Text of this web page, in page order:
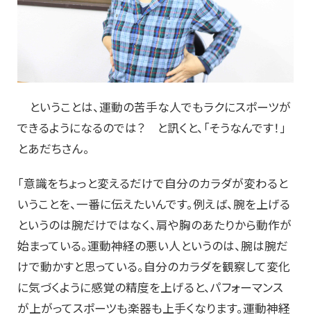
ということは、運動の苦手な人でもラクにスポーツが
できるようになるのでは？ と訊くと、「そうなんです！」
とあだちさん。
「意識をちょっと変えるだけで自分のカラダが変わると
いうことを、一番に伝えたいんです。例えば、腕を上げる
というのは腕だけではなく、肩や胸のあたりから動作が
始まっている。運動神経の悪い人というのは、腕は腕だ
けで動かすと思っている。自分のカラダを観察して変化
に気づくように感覚の精度を上げると、パフォーマンス
が上がってスポーツも楽器も上手くなります。運動神経